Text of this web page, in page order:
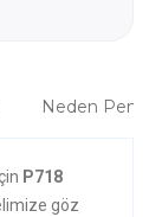
Neden Penta?
P718
göz